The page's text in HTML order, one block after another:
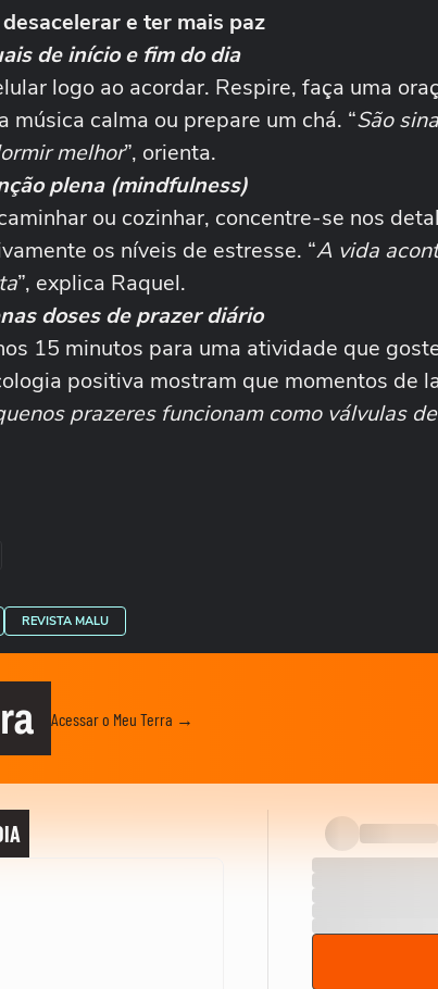
e ter mais paz
de início e fim do dia
logo ao acordar. Respire, faça uma
música calma ou prepare um chá. “São
melhor”, orienta.
plena (mindfulness)
ou cozinhar, concentre-se nos
os níveis de estresse. “A vida
”, explica Raquel.
doses de prazer diário
15 minutos para uma atividade que
positiva mostram que momentos de
prazeres funcionam como válvulas
REVISTA MALU
Acessar o Meu Terra →